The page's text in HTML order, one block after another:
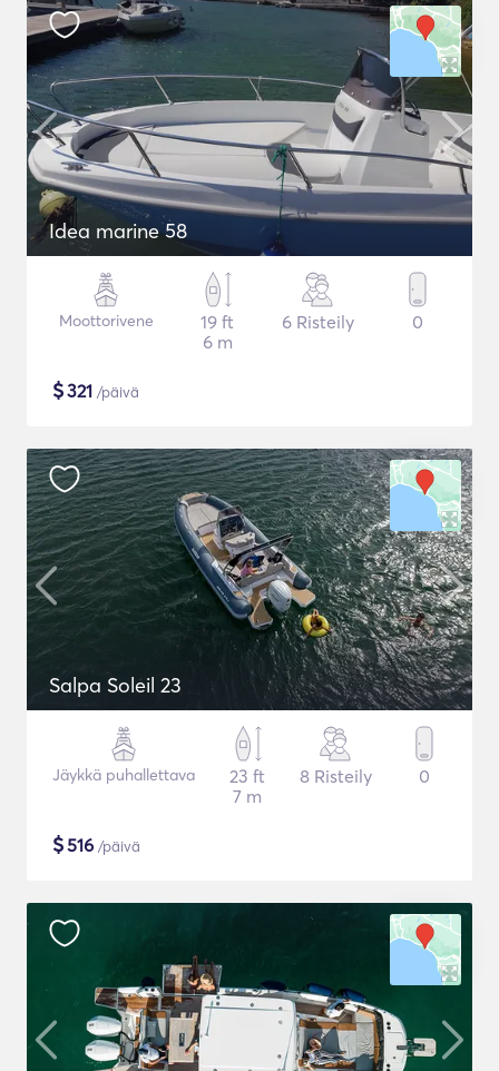
Idea marine 58
Moottorivene
19 ft
6 m
6 Risteily 0
$321 /päivä
Salpa Soleil 23
Jäykkä puhallettava
23 ft
7 m
8 Risteily 0
$516 /päivä